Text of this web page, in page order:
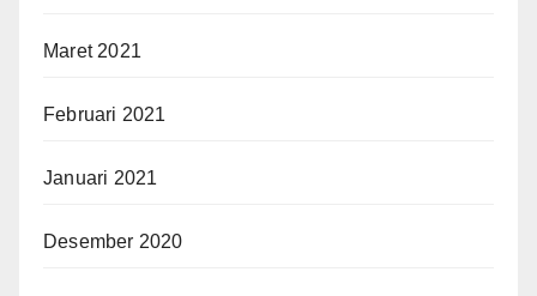
Maret 2021
Februari 2021
Januari 2021
Desember 2020